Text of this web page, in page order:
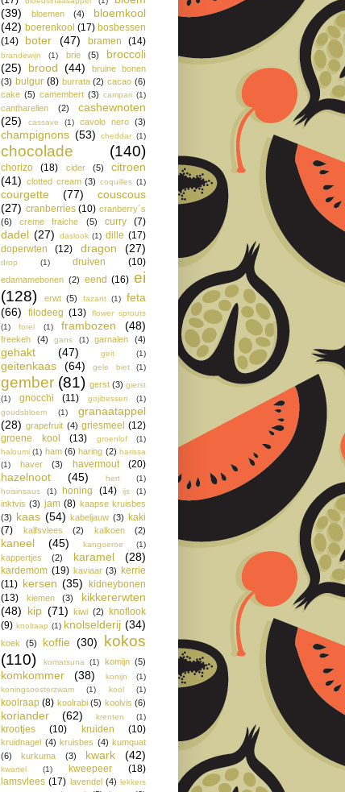
(39)
bloemen (4)
bloemkool
(42) boerenkool (17) bosbessen
(14)
boter (47) bramen (14)
brandewijn (1) brie (5)
broccoli
(25)
brood (44)
bruine bonen
(3) bulgur (8) burrata (2) cacao (6)
cake (5) camembert (3) campari (1)
cantharellen (2)
cashewnoten
(25)
cassave (1) cavolo nero (3)
champignons (53) cheddar (1)
chocolade (140)
chorizo (18) cider (5)
citroen
(41) clotted cream (3) coquilles (1)
courgette (77)
couscous
(27) cranberries (10) cranberry´s
(6)
creme fraiche (5) curry (7)
dadel (27) daslook (1) dille (17)
doperwten
(12) dragon (27)
drop (1) druiven (10)
edamamebonen (2) eend (16) ei
(128)
erwt (5) fazant (1)
feta
(66)
filodeeg (13)
flower sprouts
(1)
forel (1) frambozen (48)
freekeh (4) gans (1) garnalen (4)
gehakt (47) geit (1)
geitenkaas (64) gele biet (1)
gember (81) gerst (3) gierst
(1)
gnocchi (11) gojibessen
(1)
goudsbloem
(1)
granaatappel
(28) grapefruit (4) griesmeel (12)
groene kool
(13) groenlof
(1)
haloumi (1) ham (6) haring (2) harissa
(1)
haver (3) havermout (20)
hazelnoot (45) hert
(1)
hoisinsaus
(1) honing (14) ijs (1)
inktvis (3) jam (8) kaapse kruisbes
(3) kaas (54) kabeljauw (3) kaki
(7)
kalfsvlees (2) kalkoen (2)
kaneel (45) kangoeroe (1)
kappertjes (2) karamel (28)
kardemom (19) kaviaar (3) kerrie
(11) kersen (35) kidneybonen
(13)
kiemen (3)
kikkererwten
(48) kip (71) kiwi (2) knoflook
(9) knolraap (1) knolselderij (34)
koek (5) koffie (30)
kokos
(110)
komatsuna (1) komijn (5)
komkommer (38) konijn
(1)
koningsoesterzwam
(1) kool (1)
koolraap (8) koolrabi (5) koolvis (6)
koriander (62) krenten (1)
krootjes (10) kruiden (10)
kruidnagel (4) kruisbes (4) kumquat
(6)
kurkuma (3) kwark (42)
kwartel (1) kweepeer
(18)
lamsvlees (17) lavendel (4) lekkers